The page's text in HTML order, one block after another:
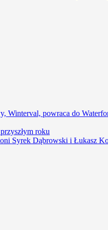
powraca do
roku
Syrek Dąbrowski i Łukasz